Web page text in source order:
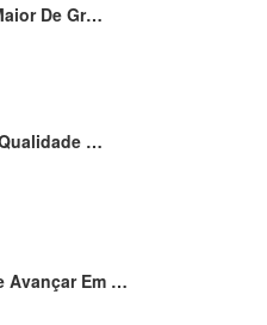
De Gr…
…
Avançar Em …